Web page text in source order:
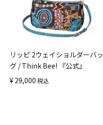
リッピ 2ウェイショルダーバッ
グ / Think Bee! 『公式』
¥ 29,000 税込